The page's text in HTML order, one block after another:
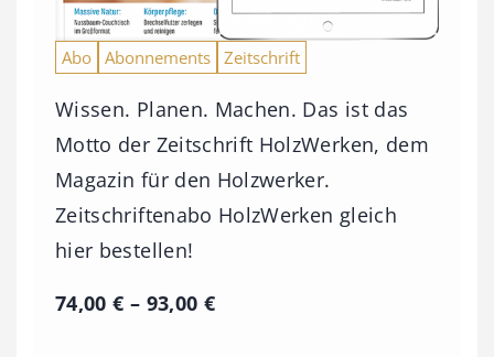
Abo Abonnements Zeitschrift
Wissen. Planen. Machen. Das ist das
Motto der Zeitschrift HolzWerken, dem
Magazin für den Holzwerker.
Zeitschriftenabo HolzWerken gleich
hier bestellen!
74,00€ – 93,00 €P